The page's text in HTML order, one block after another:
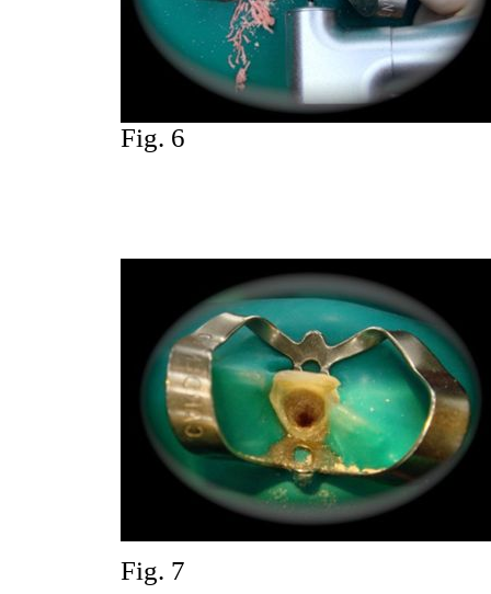
Fig. 6
Fig. 7